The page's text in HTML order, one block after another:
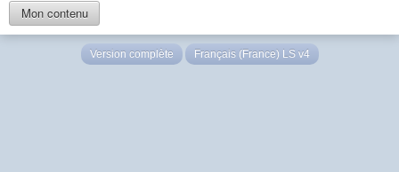
Mon contenu
Version complète Français (France) LS v4